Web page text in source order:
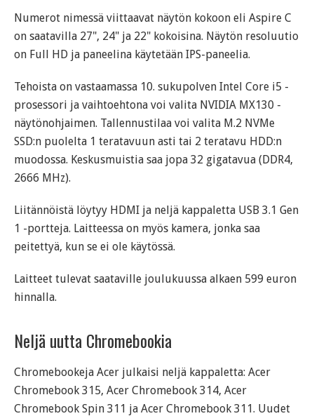
Numerot nimessä viittaavat näytön kokoon eli Aspire C
on saatavilla 27", 24" ja 22" kokoisina. Näytön resoluutio
on Full HD ja paneelina käytetään IPS-paneelia.
Tehoista on vastaamassa 10. sukupolven Intel Core i5 -
prosessori ja vaihtoehtona voi valita NVIDIA MX130 -
näytönohjaimen. Tallennustilaa voi valita M.2 NVMe
SSD:n puolelta 1 teratavuun asti tai 2 teratavu HDD:n
muodossa. Keskusmuistia saa jopa 32 gigatavua (DDR4,
2666 MHz).
Liitännöistä löytyy HDMI ja neljä kappaletta USB 3.1 Gen
1 -portteja. Laitteessa on myös kamera, jonka saa
peitettyä, kun se ei ole käytössä.
Laitteet tulevat saataville joulukuussa alkaen 599 euron
hinnalla.
Neljä uutta Chromebookia
Chromebookeja Acer julkaisi neljä kappaletta: Acer
Chromebook 315, Acer Chromebook 314, Acer
Chromebook Spin 311 ja Acer Chromebook 311. Uudet